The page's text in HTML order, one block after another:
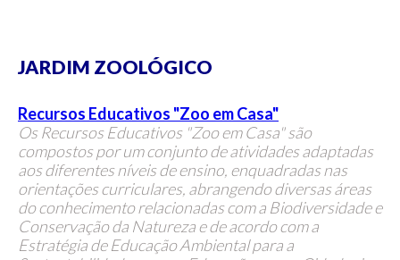
JARDIM ZOOLÓGICO
Recursos Educativos "Zoo em Casa"
Os Recursos Educativos "Zoo em Casa" são
compostos por um conjunto de atividades adaptadas
aos diferentes níveis de ensino, enquadradas nas
orientações curriculares, abrangendo diversas áreas
do conhecimento relacionadas com a Biodiversidade e
Conservação da Natureza e de acordo com a
Estratégia de Educação Ambiental para a